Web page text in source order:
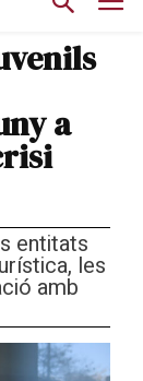
a
entitats
les
amb